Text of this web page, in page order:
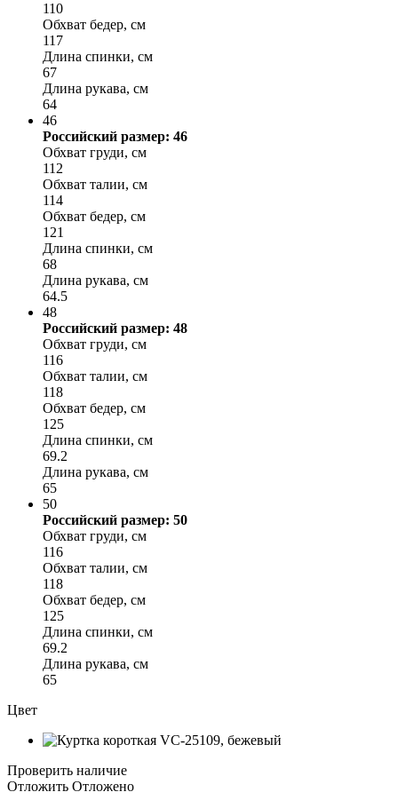
110
Обхват бедер, см
117
Длина спинки, см
67
Длина рукава, см
64
46
Российский размер: 46
Обхват груди, см
112
Обхват талии, см
114
Обхват бедер, см
121
Длина спинки, см
68
Длина рукава, см
64.5
48
Российский размер: 48
Обхват груди, см
116
Обхват талии, см
118
Обхват бедер, см
125
Длина спинки, см
69.2
Длина рукава, см
65
50
Российский размер: 50
Обхват груди, см
116
Обхват талии, см
118
Обхват бедер, см
125
Длина спинки, см
69.2
Длина рукава, см
65
Цвет
Проверить наличие
Отложить Отложено